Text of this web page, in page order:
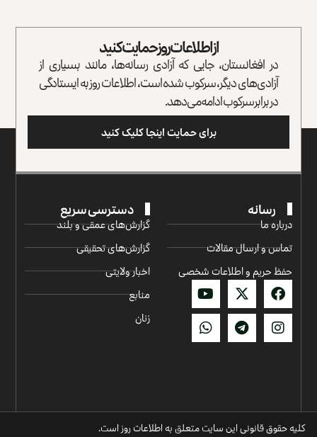
از اطلاعات روز حمایت کنید
در افغانستان، جایی که آزادی رسانه‌ها، مانند بسیاری از
آزادی‌های دیگر، سرکوب شده است، اطلاعات روز به ایستادگی
در برابر سرکوب ادامه می‌دهد.
برای حمایت اینجا کلیک کنید
رسانه
درباره ما
تماس و ارسال مقالات
حفظ حریم و اطلاعات شخصی
دسترسی سریع
گزارش‌‌های عمقی و بلند
گزارش‌های تحقیقی
اخبار ولایتی
منابع
زنان
کلیه حقوق قانونی این سایت متعلق به اطلاعات روز است.